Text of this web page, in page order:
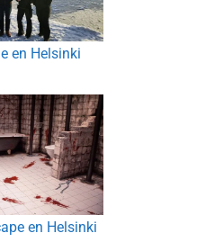
en Helsinki
en Helsinki